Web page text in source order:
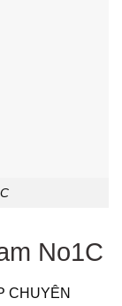
No1C
CHUYÊN